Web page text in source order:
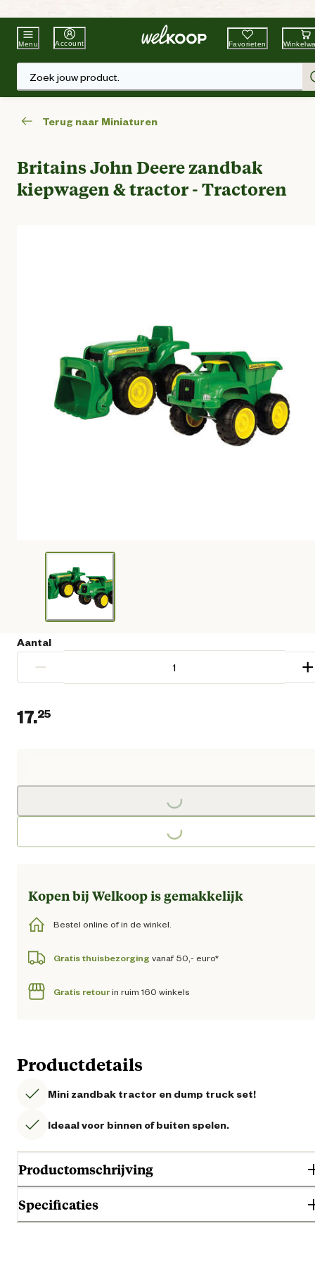
Beste WinkelketenTuin & Dier
Menu Account Favorieten
Zoek jouw product.
Terug naar Miniaturen
Britains John Deere zandbak
kiepwagen & tractor - Tractoren
Aantal
− +
17.25
Loading...
Loading...
Kopen bij Welkoop is gemakkelijk
Bestel online of in de winkel.
Gratis thuisbezorging vanaf 50,- euro*
Gratis retourin ruim 160 winkels
Productdetails
Mini zandbak tractor en dump truck set!
Ideaal voor binnen of buiten spelen.
Productomschrijving
Specificaties